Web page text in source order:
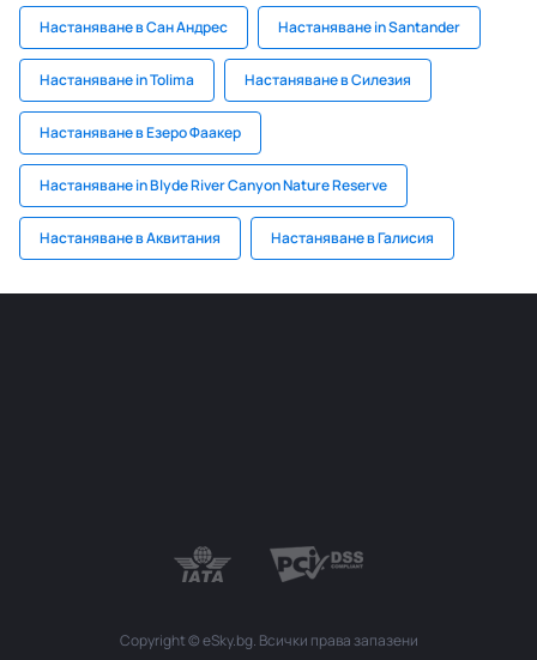
Настаняване в Сан Андрес Настаняване in Santander
Настаняване in Tolima Настаняване в Силезия
Настаняване в Езеро Фаакер
Настаняване in Blyde River Canyon Nature Reserve
Настаняване в Аквитания Настаняване в Галисия
Copyright © eSky.bg. Всички права запазени